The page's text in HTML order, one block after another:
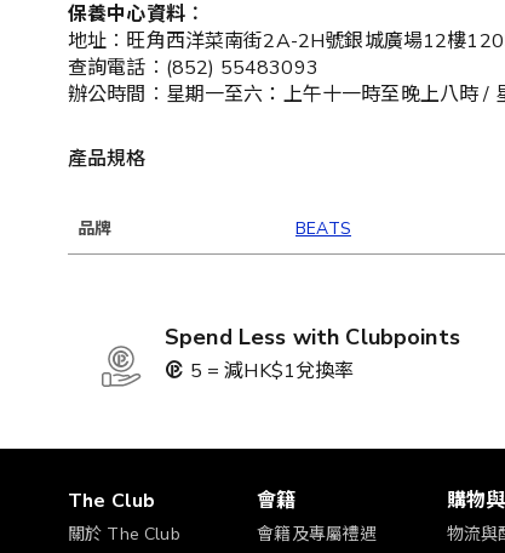
保養中心資料︰
地址︰旺角西洋菜南街2A-2H號銀城廣場12樓
查詢電話︰(852) 55483093
辦公時間︰星期一至六：上午十一時至晚上八時 /
產品規格
品牌 BEATS
Spend Less with Clubpoints
5 = 減HK$1兌換率
The Club
關於 The Club
會籍
會籍及專屬禮遇
購物
物流與